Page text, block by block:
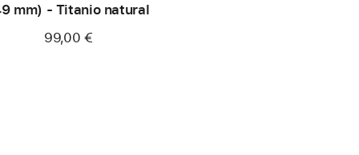
mm) - Titanio natural
99,00 €